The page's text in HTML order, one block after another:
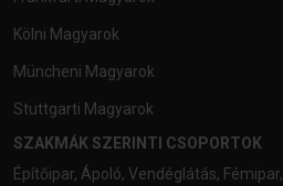
Kölni Magyarok
Müncheni Magyarok
Stuttgarti Magyarok
SZAKMÁK SZERINTI CSOPORTOK
Építőipar, Ápoló, Vendéglátás, Fémipar,